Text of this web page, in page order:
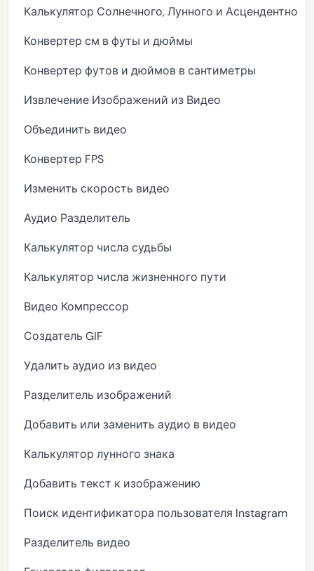
Калькулятор Солнечного, Лунного и Асцендентного
Конвертер см в футы и дюймы
Конвертер футов и дюймов в сантиметры
Извлечение Изображений из Видео
Объединить видео
Конвертер FPS
Изменить скорость видео
Аудио Разделитель
Калькулятор числа судьбы
Калькулятор числа жизненного пути
Видео Компрессор
Создатель GIF
Удалить аудио из видео
Разделитель изображений
Добавить или заменить аудио в видео
Калькулятор лунного знака
Добавить текст к изображению
Поиск идентификатора пользователя Instagram
Разделитель видео